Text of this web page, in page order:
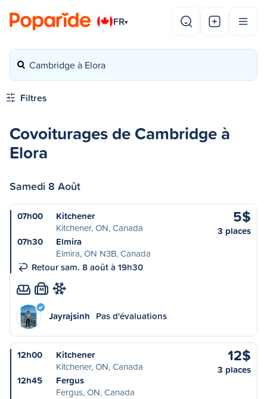
FR▾
Cambridge à Elora
Filtres
Covoiturages de Cambridge à
Elora
Samedi 8 Août
07h00
Kitchener
Kitchener, ON, Canada
07h30
Elmira
Elmira, ON N3B, Canada
Retour sam. 8 août à 19h30
5$
3 places
M
Jayrajsinh Pas d'évaluations
12h00
Kitchener
Kitchener, ON, Canada
12h45
Fergus
Fergus, ON, Canada
12$
3 places